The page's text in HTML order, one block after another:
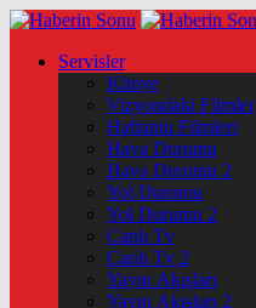
Servisler
Künye
Vizyondaki Filmler
Haftanin Filmleri
Hava Durumu
Hava Durumu 2
Yol Durumu
Yol Durumu 2
Canlı Tv
Canlı Tv 2
Yayın Akışları
Yayın Akışları 2